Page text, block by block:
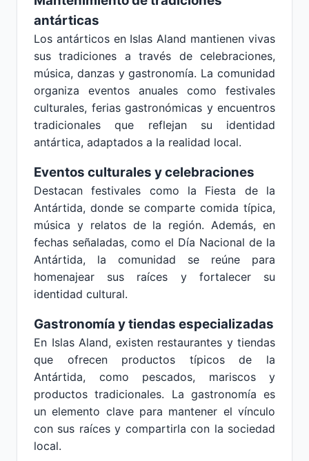
antárticas
Los antárticos en Islas Aland mantienen vivas
sus tradiciones a través de celebraciones,
música, danzas y gastronomía. La comunidad
organiza eventos anuales como festivales
culturales, ferias gastronómicas y encuentros
tradicionales que reflejan su identidad
antártica, adaptados a la realidad local.
Eventos culturales y celebraciones
Destacan festivales como la Fiesta de la
Antártida, donde se comparte comida típica,
música y relatos de la región. Además, en
fechas señaladas, como el Día Nacional de la
Antártida, la comunidad se reúne para
homenajear sus raíces y fortalecer su
identidad cultural.
Gastronomía y tiendas especializadas
En Islas Aland, existen restaurantes y tiendas
que ofrecen productos típicos de la
Antártida, como pescados, mariscos y
productos tradicionales. La gastronomía es
un elemento clave para mantener el vínculo
con sus raíces y compartirla con la sociedad
local.